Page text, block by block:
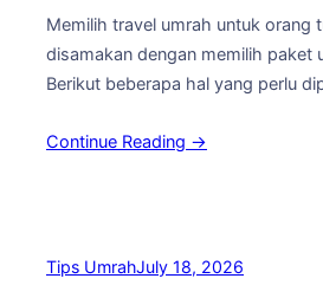
Memilih travel umrah untuk orang
disamakan dengan memilih paket
Berikut beberapa hal yang perlu
Pastikan travel memiliki izin resmi
Continue Reading →
Tips UmrahJuly 18, 2026